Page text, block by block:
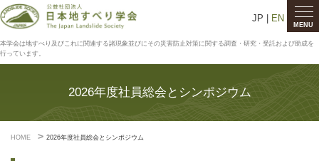
MENU
JP | EN
本学会は地すべり及びこれに関連する諸現象並びにその災害防止対策に関する調査・研究・受託および助成を
行っています。
2026年度社員総会とシンポジウム
HOME 2026年度社員総会とシンポジウム